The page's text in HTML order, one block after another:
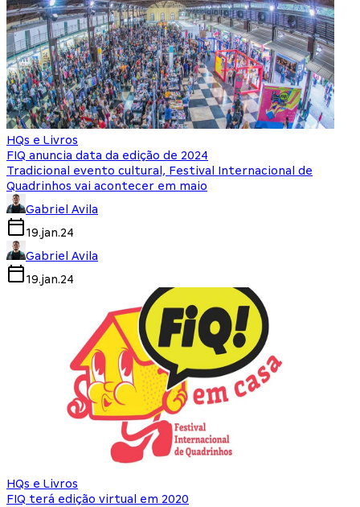
HQs e Livros
FIQ anuncia data da edição de 2024
Tradicional evento cultural, Festival Internacional de
Quadrinhos vai acontecer em maio
Gabriel Avila
19.jan.24
Gabriel Avila
19.jan.24
HQs e Livros
FIQ terá edição virtual em 2020